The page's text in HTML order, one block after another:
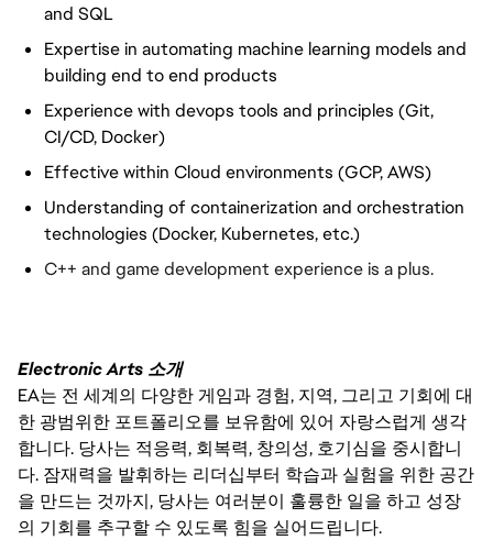
and SQL
Expertise in automating machine learning models and
building end to end products
Experience with devops tools and principles (Git,
CI/CD, Docker)
Effective within Cloud environments (GCP, AWS)
Understanding of containerization and orchestration
technologies (Docker, Kubernetes, etc.)
C++ and game development experience is a plus.
Electronic Arts 소개
EA는 전 세계의 다양한 게임과 경험, 지역, 그리고 기회에 대
한 광범위한 포트폴리오를 보유함에 있어 자랑스럽게 생각
합니다. 당사는 적응력, 회복력, 창의성, 호기심을 중시합니
다. 잠재력을 발휘하는 리더십부터 학습과 실험을 위한 공간
을 만드는 것까지, 당사는 여러분이 훌륭한 일을 하고 성장
의 기회를 추구할 수 있도록 힘을 실어드립니다.